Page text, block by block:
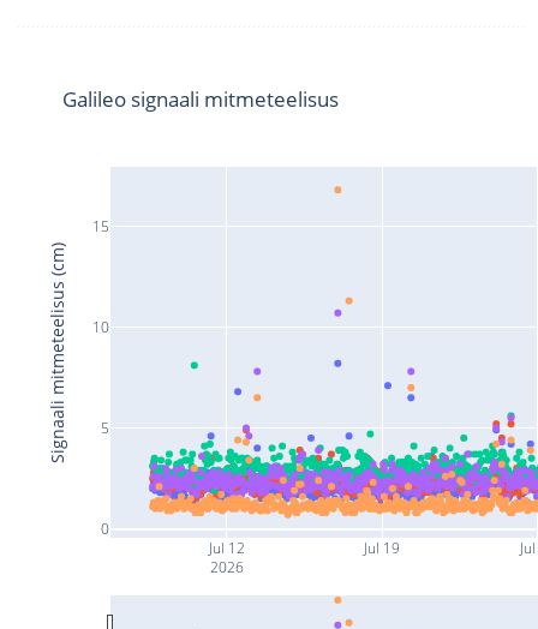
Jul 12
2026
Jul 19
0
5
10
15
Galileo signaali mitmeteelisus
Signaali mitmeteelisus (cm)